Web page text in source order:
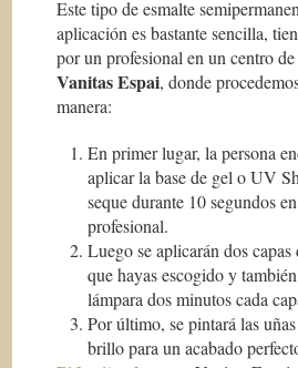
Este tipo de esmalte
aplicación es bastante sencilla,
por un profesional en un centro
Vanitas Espai, donde
manera:
En primer lugar, la persona
aplicar la base de gel o UV
seque durante 10 segundos
profesional.
Luego se aplicarán dos
que hayas escogido y
lámpara dos minutos cada
Por último, se pintará las
brillo para un acabado